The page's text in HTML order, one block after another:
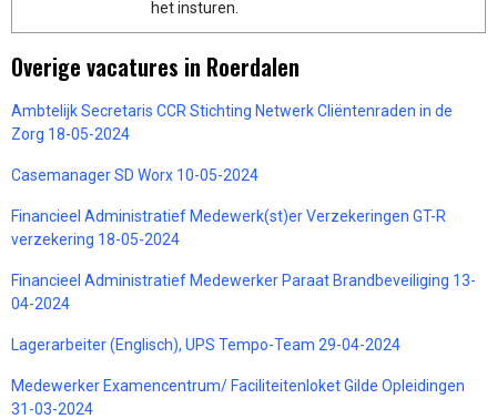
het insturen.
Overige vacatures in Roerdalen
Ambtelijk Secretaris CCR Stichting Netwerk Cliëntenraden in de
Zorg 18-05-2024
Casemanager SD Worx 10-05-2024
Financieel Administratief Medewerk(st)er Verzekeringen GT-R
verzekering 18-05-2024
Financieel Administratief Medewerker Paraat Brandbeveiliging 13-
04-2024
Lagerarbeiter (Englisch), UPS Tempo-Team 29-04-2024
Medewerker Examencentrum/ Faciliteitenloket Gilde Opleidingen
31-03-2024